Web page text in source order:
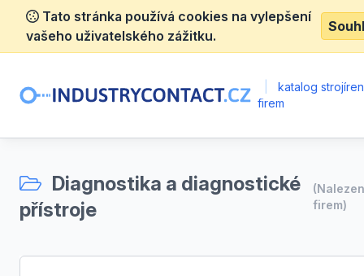
Tato stránka používá cookies na vylepšení
vašeho uživatelského zážitku.
katalog
firem
Diagnostika a diagnostické
přístroje
firem)